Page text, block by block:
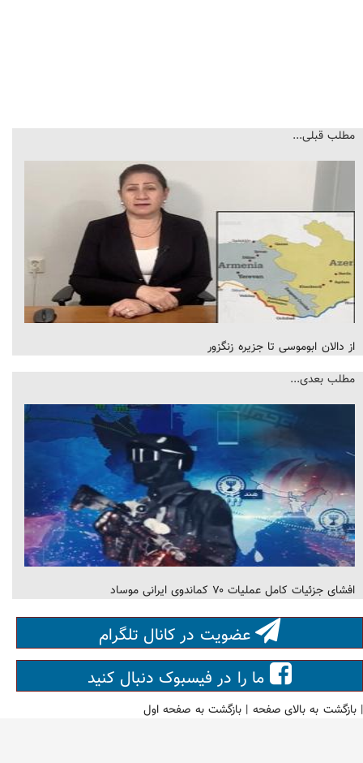
مطلب قبلی...
از دالان ابوموسی تا جزیره زنگزور
مطلب بعدی...
افشای جزئیات کامل عملیات ۷۰ کماندوی ایرانی موساد
عضویت در کانال تلگرام
ما را در فیسبوک دنبال کنید
|بازگشت به بالای صفحه |بازگشت به صفحه اول